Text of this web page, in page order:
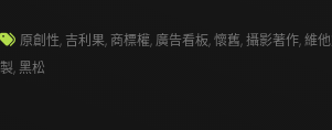
原創性, 吉利果, 商標權,廣告看板,懷舊,攝影著作,維
製,黑松